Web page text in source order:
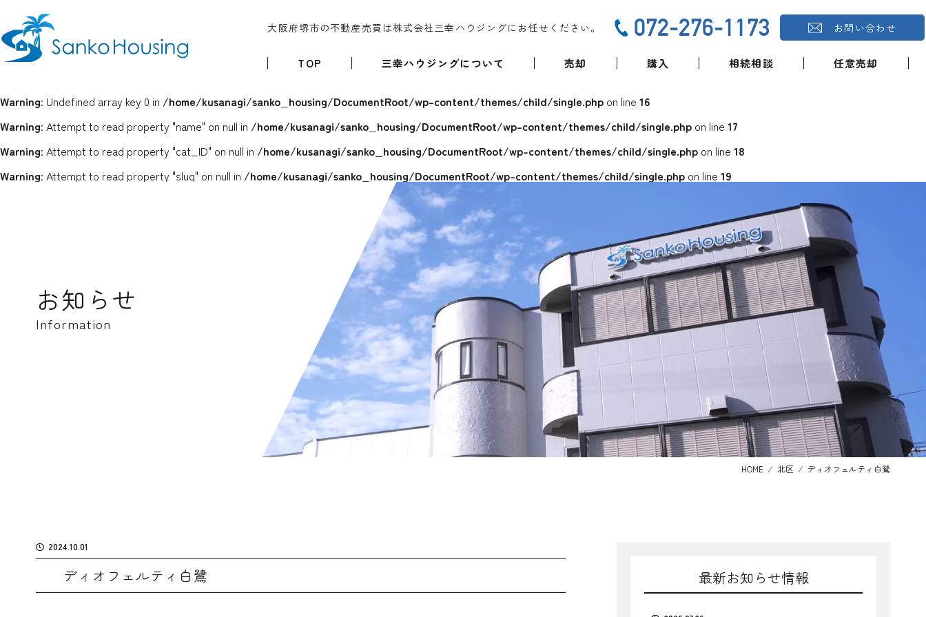
大阪府堺市の不動産売買は株式会社三幸ハウジングにお任せください。 072-276-1173 お問い合わせ
TOP 三幸ハウジングについて 売却 購入 相続相談 任意売却
Warning: Undefined array key 0 in /home/kusanagi/sanko_housing/DocumentRoot/wp-content/themes/child/single.php on line 16
Warning: Attempt to read property "name" on null in /home/kusanagi/sanko_housing/DocumentRoot/wp-content/themes/child/single.php on line 17
Warning: Attempt to read property "cat_ID" on null in /home/kusanagi/sanko_housing/DocumentRoot/wp-content/themes/child/single.php on line 18
Warning: Attempt to read property "slug" on null in /home/kusanagi/sanko_housing/DocumentRoot/wp-content/themes/child/single.php on line 19
お知らせ
Information
HOME ⁄ 北区 ⁄ ディオフェルティ白鷺
2024.10.01
ディオフェルティ白鷺 最新お知らせ情報